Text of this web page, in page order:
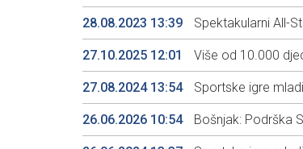
28.08.2023 13:39 Spektakularni All-
27.10.2025 12:01 Više od 10.000
27.08.2024 13:54 Sportske igre
26.06.2026 10:54 Bošnjak: Podrška